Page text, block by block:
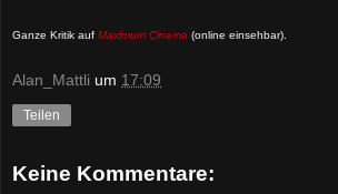
Ganze Kritik auf Maximum Cinema (online einsehbar)
Alan_Mattli um 17:09
Teilen
Keine Kommentare: